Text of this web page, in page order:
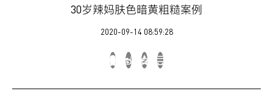
30岁辣妈肤色暗黄粗糙案例
2020-09-14 08:59:28